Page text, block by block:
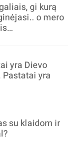
gi kurą
o mero
vagia
yra Dievo
yra
su klaidom ir